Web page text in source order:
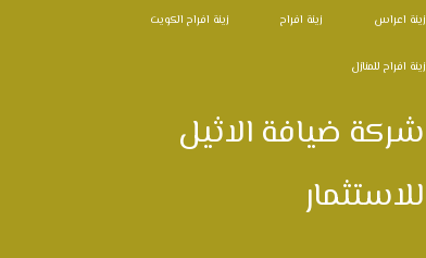
زينة اعراس زينة افراح زينة افراح الكويت
زينة افراح للمنازل
شركة ضيافة الاثيل
للاستثمار